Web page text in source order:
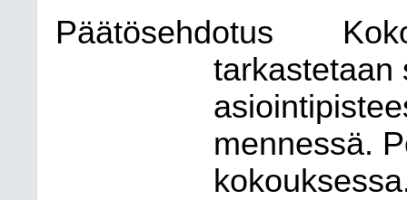
Päätösehdotus
tarkastetaan
mennessä.